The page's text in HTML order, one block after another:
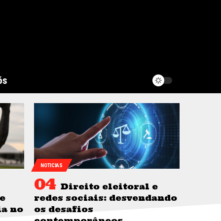
no
NOTICIAS
Direito eleitoral e
redes sociais: desvendando
os desafios